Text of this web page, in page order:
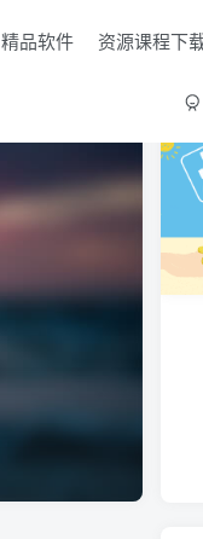
精品软件 资源课程下